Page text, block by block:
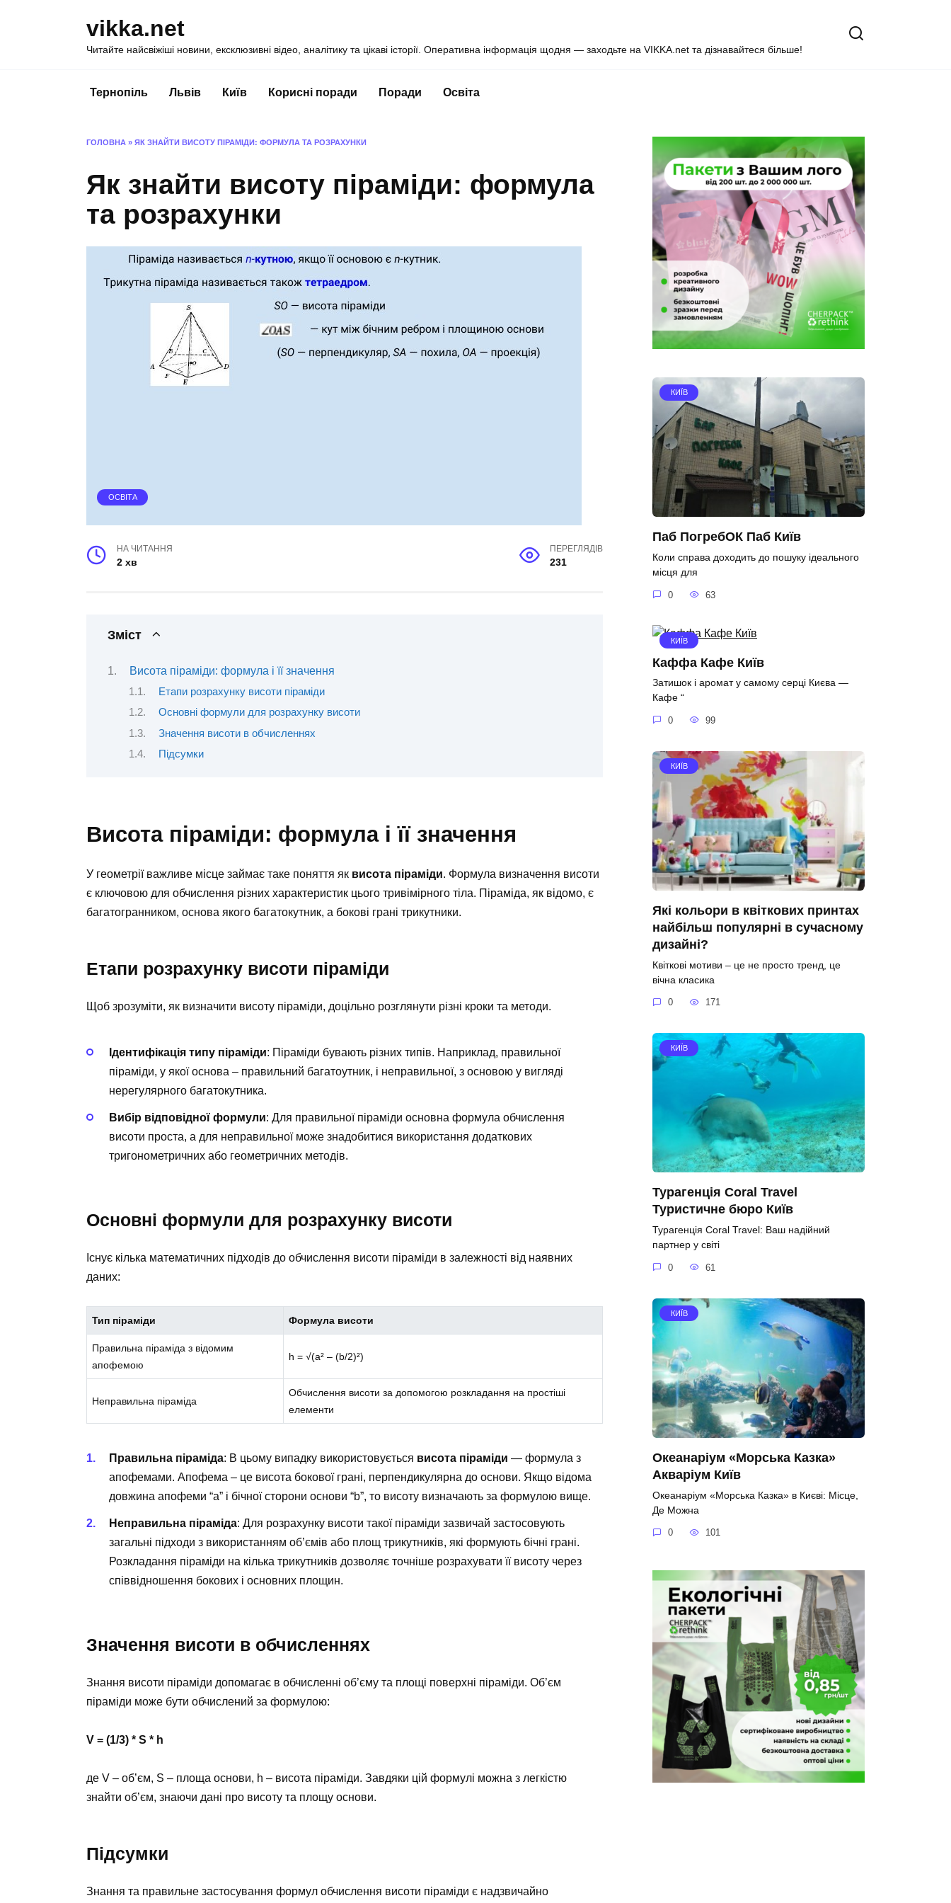
vikka.net
Читайте найсвіжіші новини, ексклюзивні відео, аналітику та цікаві історії. Оперативна інформація щодня — заходьте на VIKKA.net та дізнавайтеся більше!
Тернопіль Львів Київ Корисні поради Поради Освіта
ГОЛОВНА » ЯК ЗНАЙТИ ВИСОТУ ПІРАМІДИ: ФОРМУЛА ТА РОЗРАХУНКИ
Як знайти висоту піраміди: формула
та розрахунки
ОСВІТА
НА ЧИТАННЯ
2 хв
ПЕРЕГЛЯДІВ
231
Зміст
Висота піраміди: формула і її значення
Етапи розрахунку висоти піраміди
Основні формули для розрахунку висоти
Значення висоти в обчисленнях
Підсумки
Висота піраміди: формула і її значення
У геометрії важливе місце займає таке поняття як висота піраміди. Формула визначення висоти
є ключовою для обчислення різних характеристик цього тривімірного тіла. Піраміда, як відомо, є
багатогранником, основа якого багатокутник, а бокові грані трикутники.
Етапи розрахунку висоти піраміди
Щоб зрозуміти, як визначити висоту піраміди, доцільно розглянути різні кроки та методи.
Ідентифікація типу піраміди: Піраміди бувають різних типів. Наприклад, правильної
піраміди, у якої основа – правильний багатоутник, і неправильної, з основою у вигляді
нерегулярного багатокутника.
Вибір відповідної формули: Для правильної піраміди основна формула обчислення
висоти проста, а для неправильної може знадобитися використання додаткових
тригонометричних або геометричних методів.
Основні формули для розрахунку висоти
Існує кілька математичних підходів до обчислення висоти піраміди в залежності від наявних
даних:
Тип піраміди Формула висоти
Правильна піраміда з відомим
апофемою
h = √(a² – (b/2)²)
Неправильна піраміда
Обчислення висоти за допомогою розкладання на простіші
елементи
Правильна піраміда: В цьому випадку використовується висота піраміди — формула з
апофемами. Апофема – це висота бокової грані, перпендикулярна до основи. Якщо відома
довжина апофеми “а” і бічної сторони основи “b”, то висоту визначають за формулою вище.
Неправильна піраміда: Для розрахунку висоти такої піраміди зазвичай застосовують
загальні підходи з використанням об’ємів або площ трикутників, які формують бічні грані.
Розкладання піраміди на кілька трикутників дозволяє точніше розрахувати її висоту через
співвідношення бокових і основних площин.
Значення висоти в обчисленнях
Знання висоти піраміди допомагає в обчисленні об’єму та площі поверхні піраміди. Об’єм
піраміди може бути обчислений за формулою:
V = (1/3) * S * h
де V – об’єм, S – площа основи, h – висота піраміди. Завдяки цій формулі можна з легкістю
знайти об’єм, знаючи дані про висоту та площу основи.
Підсумки
Знання та правильне застосування формул обчислення висоти піраміди є надзвичайно
КИЇВ
Паб ПогребОК Паб Київ
Коли справа доходить до пошуку ідеального
місця для
0 63
КИЇВ
Каффа Кафе Київ
Затишок і аромат у самому серці Києва —
Кафе “
0 99
КИЇВ
Які кольори в квіткових принтах
найбільш популярні в сучасному
дизайні?
Квіткові мотиви – це не просто тренд, це
вічна класика
0 171
КИЇВ
Турагенція Coral Travel
Туристичне бюро Київ
Турагенція Coral Travel: Ваш надійний
партнер у світі
0 61
КИЇВ
Океанаріум «Морська Казка»
Акваріум Київ
Океанаріум «Морська Казка» в Києві: Місце,
Де Можна
0 101